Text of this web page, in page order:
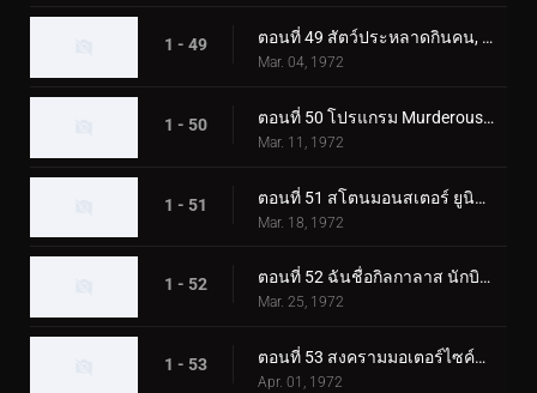
1 - 49 ตอนที่ 49 สัตว์ประหลาดกินคน, อิโซจินแช็ค
Mar. 04, 1972
1 - 50 ตอนที่ 50 โปรแกรม Murderous Aurora ของ Monster Kamestone
Mar. 11, 1972
1 - 51 ตอนที่ 51 สโตนมอนสเตอร์ ยูนิคอร์นอส ปะทะ ดับเบิ้ลไรเดอร์คิก
Mar. 18, 1972
1 - 52 ตอนที่ 52 ฉันชื่อกิลกาลาส นักบินอวกาศลึกลับ
Mar. 25, 1972
1 - 53 ตอนที่ 53 สงครามมอเตอร์ไซค์พร้อมตายของ Monster Jaguarman
Apr. 01, 1972